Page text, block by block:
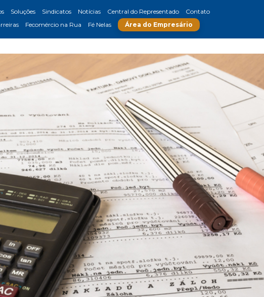
Soluções Sindicatos Notícias Central do Representado
Contato
Fecomércio na Rua Fé Nelas Área do Empresário